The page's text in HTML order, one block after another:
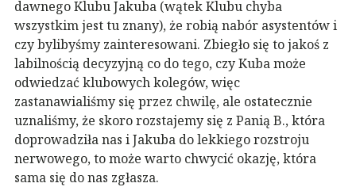
dawnego Klubu Jakuba (wątek Klubu chyba
wszystkim jest tu znany), że robią nabór asystentów i
czy bylibyśmy zainteresowani. Zbiegło się to jakoś z
labilnością decyzyjną co do tego, czy Kuba może
odwiedzać klubowych kolegów, więc
zastanawialiśmy się przez chwilę, ale ostatecznie
uznaliśmy, że skoro rozstajemy się z Panią B., która
doprowadziła nas i Jakuba do lekkiego rozstroju
nerwowego, to może warto chwycić okazję, która
sama się do nas zgłasza.